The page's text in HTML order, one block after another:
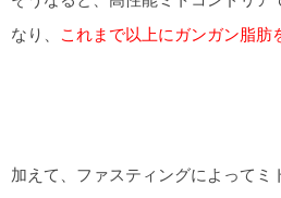
なり、
これまで以上にガンガン脂肪
加えて、ファスティングによってミ